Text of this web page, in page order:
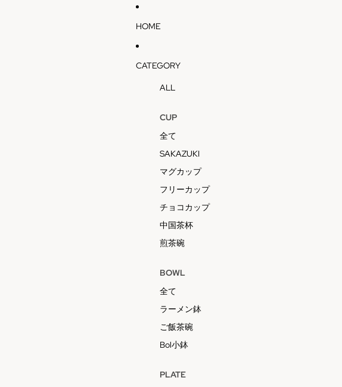
HOME
CATEGORY
ALL
CUP
全て
SAKAZUKI
マグカップ
フリーカップ
チョコカップ
中国茶杯
煎茶碗
BOWL
全て
ラーメン鉢
ご飯茶碗
Bol小鉢
PLATE